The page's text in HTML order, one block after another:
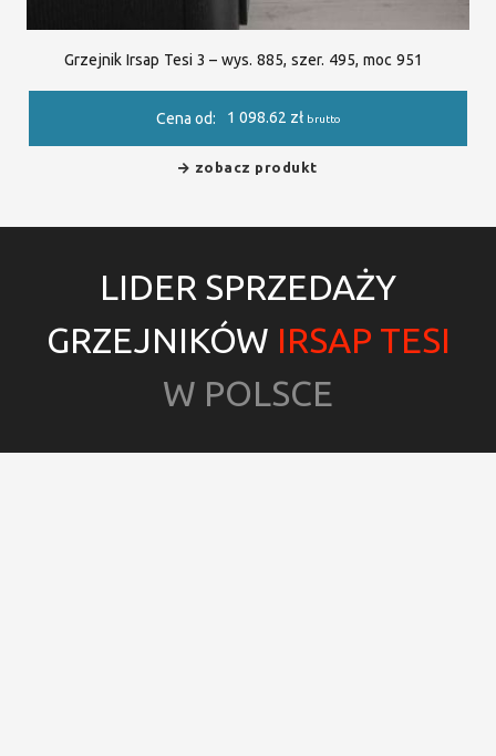
Grzejnik Irsap Tesi 3 – wys. 885, szer. 495, moc 951
Cena od: 1 098.62 zł brutto
zobacz produkt
LIDER SPRZEDAŻY
GRZEJNIKÓW IRSAP TESI
W POLSCE